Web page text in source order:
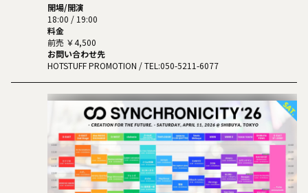
開場/開演
18:00 / 19:00
料金
前売 ￥4,500
お問い合わせ先
HOTSTUFF PROMOTION / TEL:050-5211-6077